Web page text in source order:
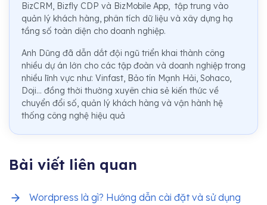
BizCRM, Bizfly CDP và BizMobile App, tập trung vào
quản lý khách hàng, phân tích dữ liệu và xây dựng hạ
tầng số toàn diện cho doanh nghiệp.
Anh Dũng đã dẫn dắt đội ngũ triển khai thành công
nhiều dự án lớn cho các tập đoàn và doanh nghiệp trong
nhiều lĩnh vực như: Vinfast, Bảo tín Mạnh Hải, Sohaco,
Doji... đồng thời thường xuyên chia sẻ kiến thức về
chuyển đổi số, quản lý khách hàng và vận hành hệ
thống công nghệ hiệu quả
Bài viết liên quan
Wordpress là gì? Hướng dẫn cài đặt và sử dụng